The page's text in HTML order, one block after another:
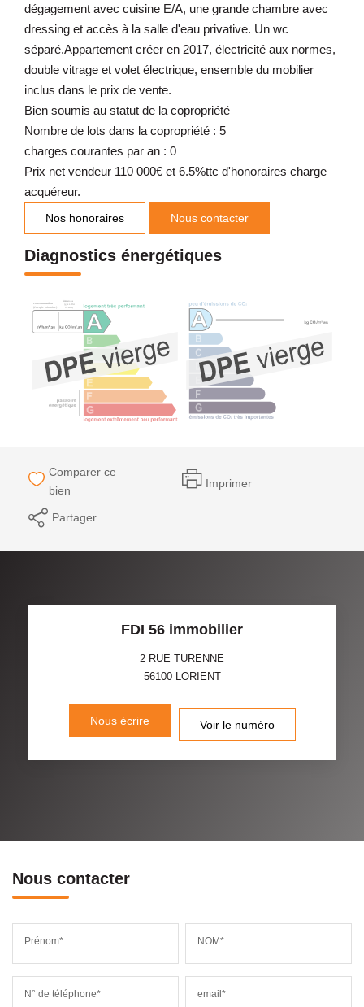
dégagement avec cuisine E/A, une grande chambre avec
dressing et accès à la salle d'eau privative. Un wc
séparé.Appartement créer en 2017, électricité aux normes,
double vitrage et volet électrique, ensemble du mobilier
inclus dans le prix de vente.
Bien soumis au statut de la copropriété
Nombre de lots dans la copropriété : 5
charges courantes par an : 0
Prix net vendeur 110 000€ et 6.5%ttc d'honoraires charge
acquéreur.
Nos honoraires Nous contacter
Diagnostics énergétiques
Comparer ce
bien
Imprimer
Partager
FDI 56 immobilier
2 RUE TURENNE
56100 LORIENT
Nous écrire Voir le numéro
Nous contacter
Prénom* NOM*
N° de téléphone* email*